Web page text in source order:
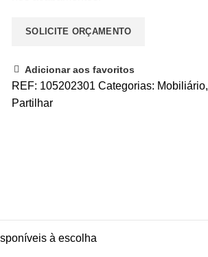
SOLICITE ORÇAMENTO
Adicionar aos favoritos
REF: 105202301 Categorias: Mobiliário,
Partilhar
à escolha